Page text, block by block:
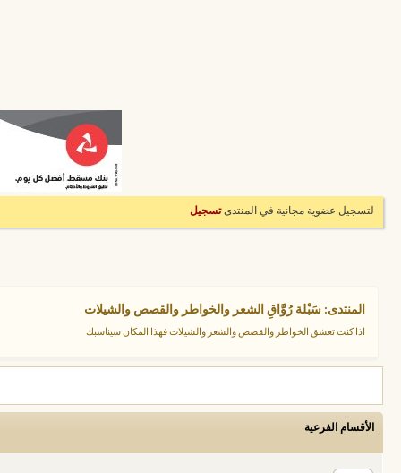
لتسجيل عضوية مجانية في المنتدىتسجيل
المنتدى: سَبْلة رُوَّاقِ الشعر والخواطر والقصص والشيلات
اذا كنت تعشق الخواطر والقصص والشعر والشيلات فهذا المكان سيناسبك
الأقسام الفرعية